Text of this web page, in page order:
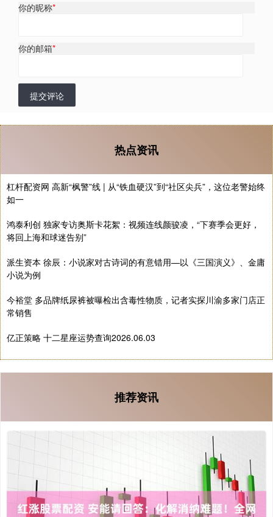
你的昵称*
你的邮箱*
提交评论
热点资讯
杠杆配资网 高新“枫警”线 | 从“铁血硬汉”到“社区尖兵”，这位老警始终
如一
鸿泰利创 独家专访奥斯卡花絮：视频连线颜骏凌，“下赛季会更好，
将回上海和球迷告别”
派生资本 徐辰：小说家对古诗词的有意错用—以《三国演义》、金庸
小说为例
今裕堂 多品牌纸尿裤被曝检出含毒性物质，记者实探川渝多家门店正
常销售
亿正策略 十二星座运势查询2026.06.03
推荐资讯